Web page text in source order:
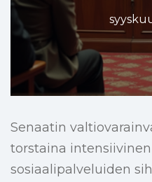
Senaatin
torstaina
sosiaalipalveluiden